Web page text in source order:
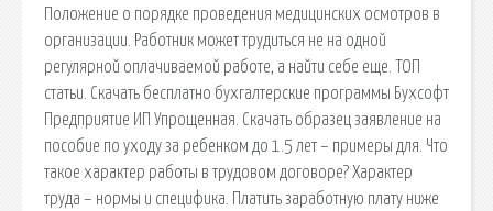
Положение о порядке проведения медицинских осмотров в
организации. Работник может трудиться не на одной
регулярной оплачиваемой работе, а найти себе еще. ТОП
статьи. Скачать бесплатно бухгалтерские программы Бухсофт
Предприятие ИП Упрощенная. Скачать образец заявление на
пособие по уходу за ребенком до 1.5 лет – примеры для. Что
такое характер работы в трудовом договоре? Характер
труда – нормы и специфика. Платить заработную плату ниже